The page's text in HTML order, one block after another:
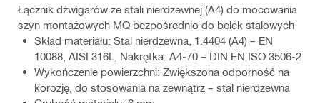
Łącznik dźwigarów ze stali nierdzewnej (A4) do mocowania
szyn montażowych MQ bezpośrednio do belek stalowych
Skład materiału: Stal nierdzewna, 1.4404 (A4) – EN
10088, AISI 316L, Nakrętka: A4-70 – DIN EN ISO 3506-2
Wykończenie powierzchni: Zwiększona odporność na
korozję, do stosowania na zewnątrz – stal nierdzewna